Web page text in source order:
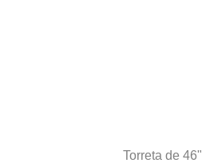
Torreta de 46"